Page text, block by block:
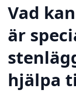
Vad
är
hjälpa